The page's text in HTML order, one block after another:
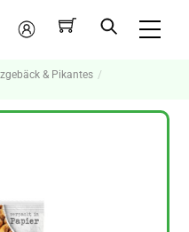
Mein
Konto& Pikantes